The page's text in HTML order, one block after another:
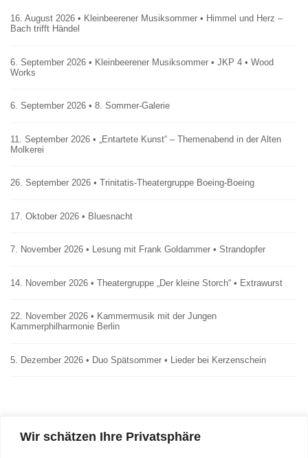
Wir schätzen Ihre Privatsphäre
16. August 2026 • Kleinbeerener Musiksommer • Himmel und Herz –
Bach trifft Händel
6. September 2026 • Kleinbeerener Musiksommer • JKP 4 • Wood
Works
6. September 2026 • 8. Sommer-Galerie
11. September 2026 • „Entartete Kunst“ – Themenabend in der Alten
Molkerei
26. September 2026 • Trinitatis-Theatergruppe Boeing-Boeing
17. Oktober 2026 • Bluesnacht
7. November 2026 • Lesung mit Frank Goldammer • Strandopfer
14. November 2026 • Theatergruppe „Der kleine Storch“ • Extrawurst
22. November 2026 • Kammermusik mit der Jungen
Kammerphilharmonie Berlin
5. Dezember 2026 • Duo Spätsommer • Lieder bei Kerzenschein